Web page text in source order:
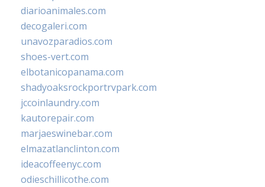
diarioanimales.com
decogaleri.com
unavozparadios.com
shoes-vert.com
elbotanicopanama.com
shadyoaksrockportrvpark.com
jccoinlaundry.com
kautorepair.com
marjaeswinebar.com
elmazatlanclinton.com
ideacoffeenyc.com
odieschillicothe.com